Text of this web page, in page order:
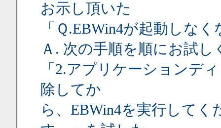
お示し頂いた
「Ｑ.EBWin4が起動しな
Ａ. 次の手順を順にお試し
「2.アプリケーションデ
除してか
ら、EBWin4を実行して